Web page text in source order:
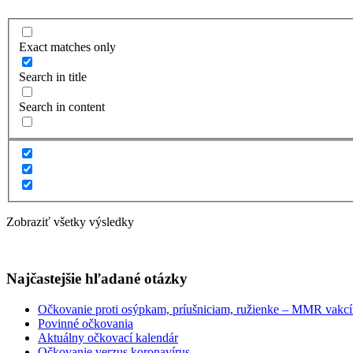
Exact matches only
Search in title
Search in content
Zobraziť všetky výsledky
Najčastejšie hľadané otázky
Očkovanie proti osýpkam, príušniciam, ružienke – MMR
Povinné očkovania
Aktuálny očkovací kalendár